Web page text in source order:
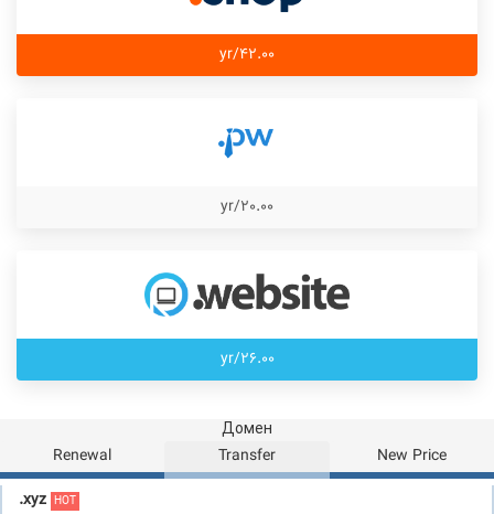
42.00/yr
20.00/yr
26.00/yr
Домен
New Price
Transfer
Renewal
.xyz HOT